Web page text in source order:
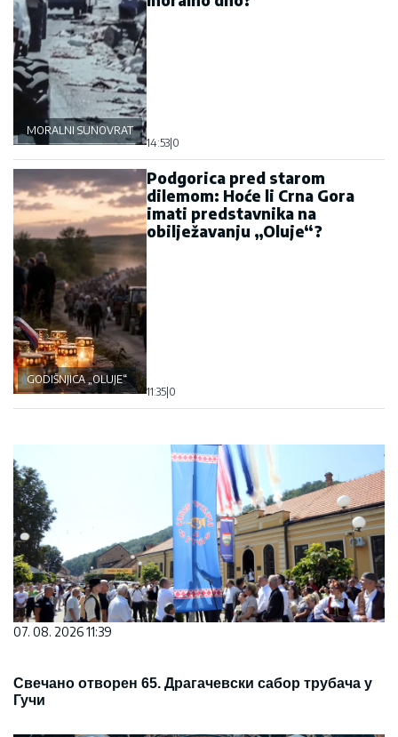
MORALNI SUNOVRAT
14:53 0
GODIŠNJICA „OLUJE“
Podgorica pred starom
dilemom: Hoće li Crna Gora
imati predstavnika na
obilježavanju „Oluje“?
11:35 0
07. 08. 2026 11:39
Свечано отворен 65. Драгачевски сабор трубача у
Гучи